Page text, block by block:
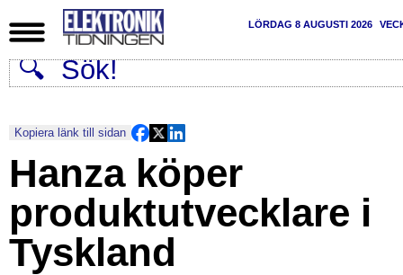
LÖRDAG 8 AUGUSTI 2026
Kopiera länk till sidan
Hanza köper
produktutvecklare i
Tyskland